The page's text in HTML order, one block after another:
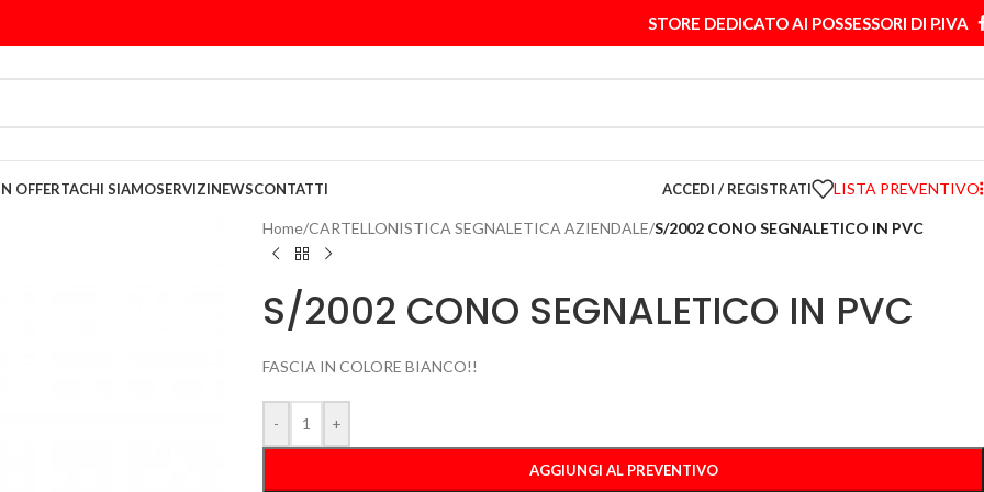
STORE DEDICATO AI POSSESSORI DI P.IVA
OFFERTACHI SIAMOSERVIZINEWSCONTATTI ACCEDI / REGISTRATI LISTA PREVENTIVO
Home/CARTELLONISTICA SEGNALETICA AZIENDALE/S/2002 CONO SEGNALETICO IN PVC
S/2002 CONO SEGNALETICO IN PVC
FASCIA IN COLORE BIANCO!!
- +
AGGIUNGI AL PREVENTIVO